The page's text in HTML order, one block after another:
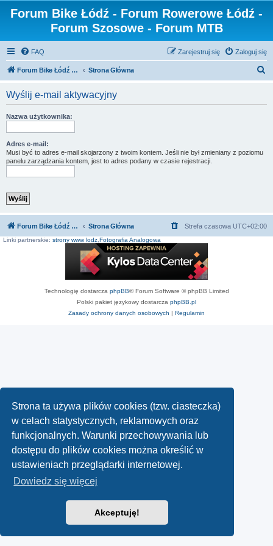
Strona ta używa plików cookies (tzw. ciasteczka)
w celach statystycznych, reklamowych oraz
funkcjonalnych. Warunki przechowywania lub
dostępu do plików cookies można określić w
ustawieniach przeglądarki internetowej.
Dowiedz się więcej
Akceptuję!
Forum Bike Łódź - Forum Rowerowe Łódź -
Forum Szosowe - Forum MTB
FAQ Zaloguj się
Zarejestruj się
Forum Bike Łódź - Forum Rowerowe Łódź - Forum Szosowe - Forum MTB Strona Główna
Wyślij e-mail aktywacyjny
Nazwa użytkownika:
Adres e-mail:
Musi być to adres e-mail skojarzony z twoim kontem. Jeśli nie był zmieniany z poziomu
panelu zarządzania kontem, jest to adres podany w czasie rejestracji.
Forum Bike Łódź - Forum Rowerowe Łódź - Forum Szosowe - Forum MTB Strona Główna Strefa czasowa UTC+02:00
Linki partnerskie: strony www lodz Fotografia Analogowa
Technologię dostarcza phpBB® Forum Software © phpBB Limited
Polski pakiet językowy dostarcza phpBB.pl
Zasady ochrony danych osobowych | Regulamin